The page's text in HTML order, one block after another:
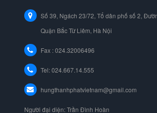
Số 39, Ngách 23/72, Tổ dân phố số 2,
Quận Bắc Từ Liêm, Hà Nội
Fax : 024.32006496
Tel:024.667.14.555
hungthanhphatvietnam@gmail.com
Người đại diện: Trần Đình Hoàn